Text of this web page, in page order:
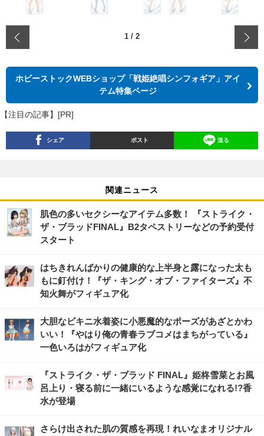
1 / 2
ホビーストックWEBショップ「戦姫絶唱シンフォギア」アイ
テム特集ページ
【注目の記事】[PR]
シェア ポスト 送る
関連ニュース
肌色の多いセクシーなアイテム多数！ 『ストライク・
ザ・ブラッドFINAL』B2タペストリーなどの予約受付
スタート
はちきれんばかりの健康的な上半身と露になった太も
もに釘付け！『ザ・キング・オブ・ファイターズ』不
知火舞がフィギュア化
大胆なビキニ水着姿に小悪魔的なポーズがあざとかわ
いい！『やはり俺の青春ラブコメはまちがっている』
一色いろはがフィギュア化
『ストライク・ザ・ブラッド FINAL』姫柊雪菜とお風
呂上り・寝る前に一緒にいるような感覚になれる!?香
水が登場
さらけ出された肌の質感を再現！れいなまオリジナル